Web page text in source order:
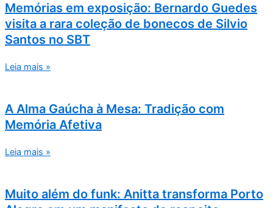
Memórias em exposição: Bernardo Guedes
visita a rara coleção de bonecos de Silvio
Santos no SBT
Leia mais »
A Alma Gaúcha à Mesa: Tradição com
Memória Afetiva
Leia mais »
Muito além do funk: Anitta transforma Porto